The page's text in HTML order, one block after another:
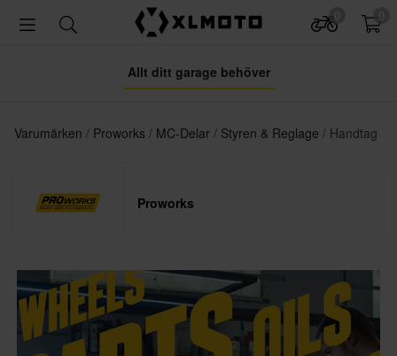
Allt ditt garage behöver
Varumärken Proworks MC-Delar Styren & Reglage Handtag
Proworks